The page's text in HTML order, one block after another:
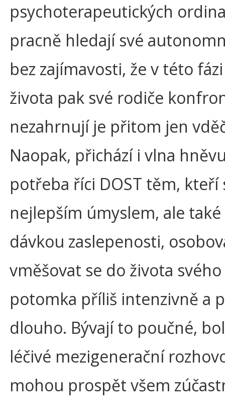
psychoterapeutických
pracně hledají své
bez zajímavosti, že v této
života pak své rodiče
nezahrnují je přitom jen
Naopak, přichází i vlna
potřeba říci DOST těm, kteří
nejlepším úmyslem, ale
dávkou zaslepenosti,
vměšovat se do života svého
potomka příliš intenzivně a
dlouho. Bývají to poučné,
léčivé mezigenerační
mohou prospět všem